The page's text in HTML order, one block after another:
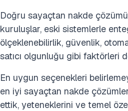
Doğru sayaçtan nakde
kuruluşlar, eski sistemlerle
ölçeklenebilirlik, güvenlik,
satıcı olgunluğu gibi faktörleri
En uygun seçenekleri
en iyi sayaçtan nakde
ettik, yeteneklerini ve temel